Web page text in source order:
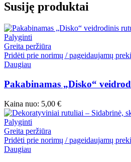
Susiję produktai
Palyginti
Greita peržiūra
Pridėti prie norimų / pageidaujamų
Daugiau
Pakabinamas „Disko“
Kaina nuo: 5,00 €
Palyginti
Greita peržiūra
Pridėti prie norimų / pageidaujamų
Daugiau